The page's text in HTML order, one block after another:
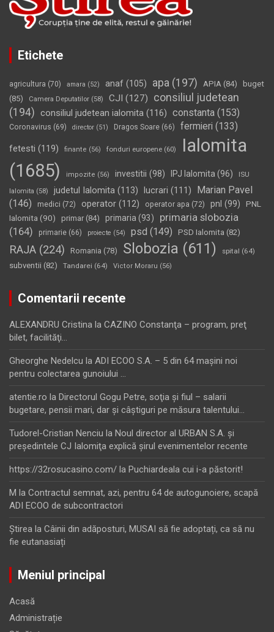
Etichete
agricultura (70) amara (52) anaf (105) apa (197) APIA (84)
buget
(85)
Camera Deputatilor (58) CJI (127)
consiliul judetean
(194) consiliul judetean ialomita (116) constanta (153)
Coronavirus (69) director (51) Dragos Soare (66) fermieri (133)
fetesti (119) finante (56) fonduri europene (60)
Ialomita
(1685)
impozite (56) investitii (98) IPJ Ialomita (96) ISU
Ialomita (58) judetul Ialomita (113) lucrari (111)
Marian Pavel
(146)
medici (72) operator (112) operator apa (72) pnl (99)
PNL
Ialomita (90) primar(84) primaria (93)
primaria slobozia
(164)
primarie (66) proiecte (54) psd (149) PSD Ialomita (82)
RAJA (224) Romania (78) Slobozia (611) spital (64)
subventii (82) Tandarei (64) Victor Moraru (56)
Comentarii recente
ALEXANDRU Cristina la CAZINO Constanţa – program, preţ
bilet, facilităţi…
Gheorghe Nedelcu la ADI ECOO S.A. – 5 din 64 maşini noi
pentru colectarea gunoiului …
atentie.ro la Directorul Gogu Petre, soţia şi fiul – salarii
bugetare, pensii mari, dar şi câştiguri pe măsura talentului…
Tudorel-Cristian Nenciu la Noul director al URBAN S.A. şi
preşedintele CJ Ialomiţa explică şirul evenimentelor recente
https://32rosucasino.com/ la Puchiardeala cui i-a păstorit!
M la Contractul semnat, azi, pentru 64 de autogunoiere, scapă
ADI ECOO de subcontractori
Ştirea la Câinii din adăposturi, MUSAI să fie adoptați, ca să nu
fie eutanasiați
Meniul principal
Acasă
Administrație